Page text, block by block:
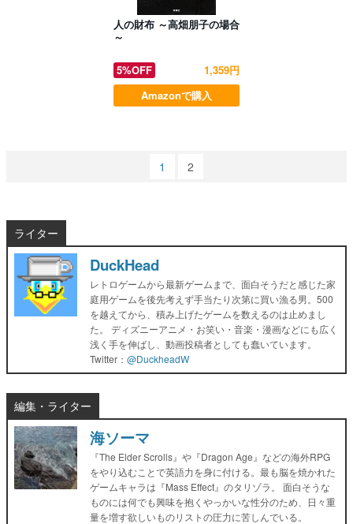
人の財布 ～高畑朋子の場合
～
5%OFF
1,359円
Amazonで購入
1 2
ライター
DuckHead
レトロゲームから最新ゲームまで、面白そうだと感じた家
庭用ゲームを後先考えず手当たり次第に買い漁る男。500
を越えてから、積み上げたゲームを数えるのは止めまし
た。 ディズニーアニメ・お笑い・音楽・漫画などにも広く
浅く手を伸ばし、動画投稿者としても蠢いています。
Twitter： @DuckheadW
編集・ライター
海ソーマ
『The Elder Scrolls』や『Dragon Age』などの海外RPG
をやり込むことで英語力を身に付ける。最も脳を焼かれた
ゲームキャラは『Mass Effect』のタリゾラ。 面白そうな
ものには何でも興味を抱くやっかいな性分のため、日々重
量を増す欲しいものリストの圧力に苦しんでいる。